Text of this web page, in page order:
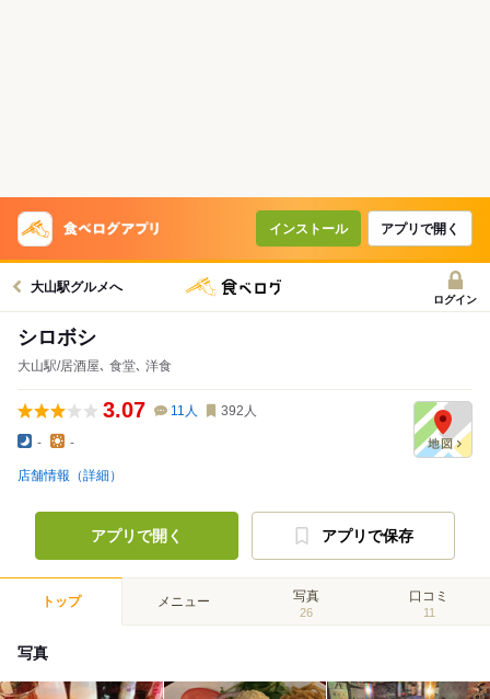
インストール アプリで開く
大山駅グルメへ
ログイン
シロボシ
大山駅/居酒屋､ 食堂､ 洋食
3.07 11 人 392 人
- -
店舗情報（詳細）
アプリで開く アプリで保存
トップ メニュー 写真
26
口コミ
11
写真